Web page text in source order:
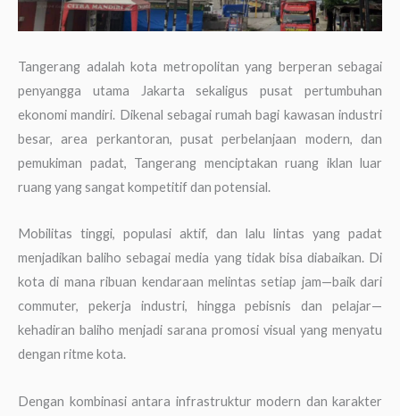
Tangerang adalah kota metropolitan yang berperan sebagai
penyangga utama Jakarta sekaligus pusat pertumbuhan
ekonomi mandiri. Dikenal sebagai rumah bagi kawasan industri
besar, area perkantoran, pusat perbelanjaan modern, dan
pemukiman padat, Tangerang menciptakan ruang iklan luar
ruang yang sangat kompetitif dan potensial.
Mobilitas tinggi, populasi aktif, dan lalu lintas yang padat
menjadikan baliho sebagai media yang tidak bisa diabaikan. Di
kota di mana ribuan kendaraan melintas setiap jam—baik dari
commuter, pekerja industri, hingga pebisnis dan pelajar—
kehadiran baliho menjadi sarana promosi visual yang menyatu
dengan ritme kota.
Dengan kombinasi antara infrastruktur modern dan karakter